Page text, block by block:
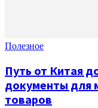
Полезное
Путь от Китая
документы для
товаров